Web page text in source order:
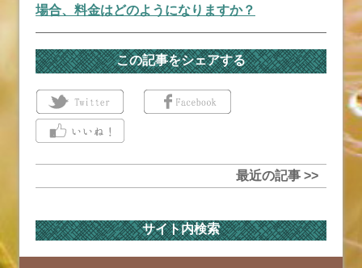
場合、料金はどのようになりますか？
この記事をシェアする
最近の記事 >>
サイト内検索